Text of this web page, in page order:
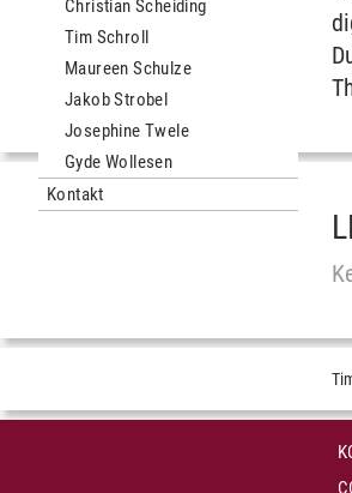
Christian Scheiding
Tim Schroll
Maureen Schulze
Jakob Strobel
Josephine Twele
Gyde Wollesen
Kontakt